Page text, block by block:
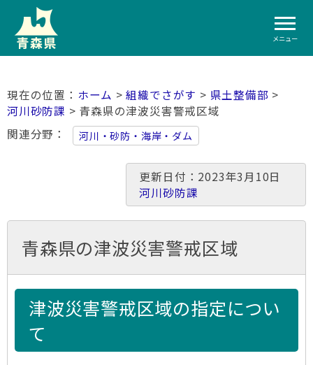
メニュー
ホーム >組織でさがす > 県土整備部 >
河川砂防課 > 青森県の津波災害警戒区域
関連分野
河川・砂防・海岸・ダム
更新日付：2023年3月10日
河川砂防課
青森県の津波災害警戒区域
津波災害警戒区域の指定につい
て